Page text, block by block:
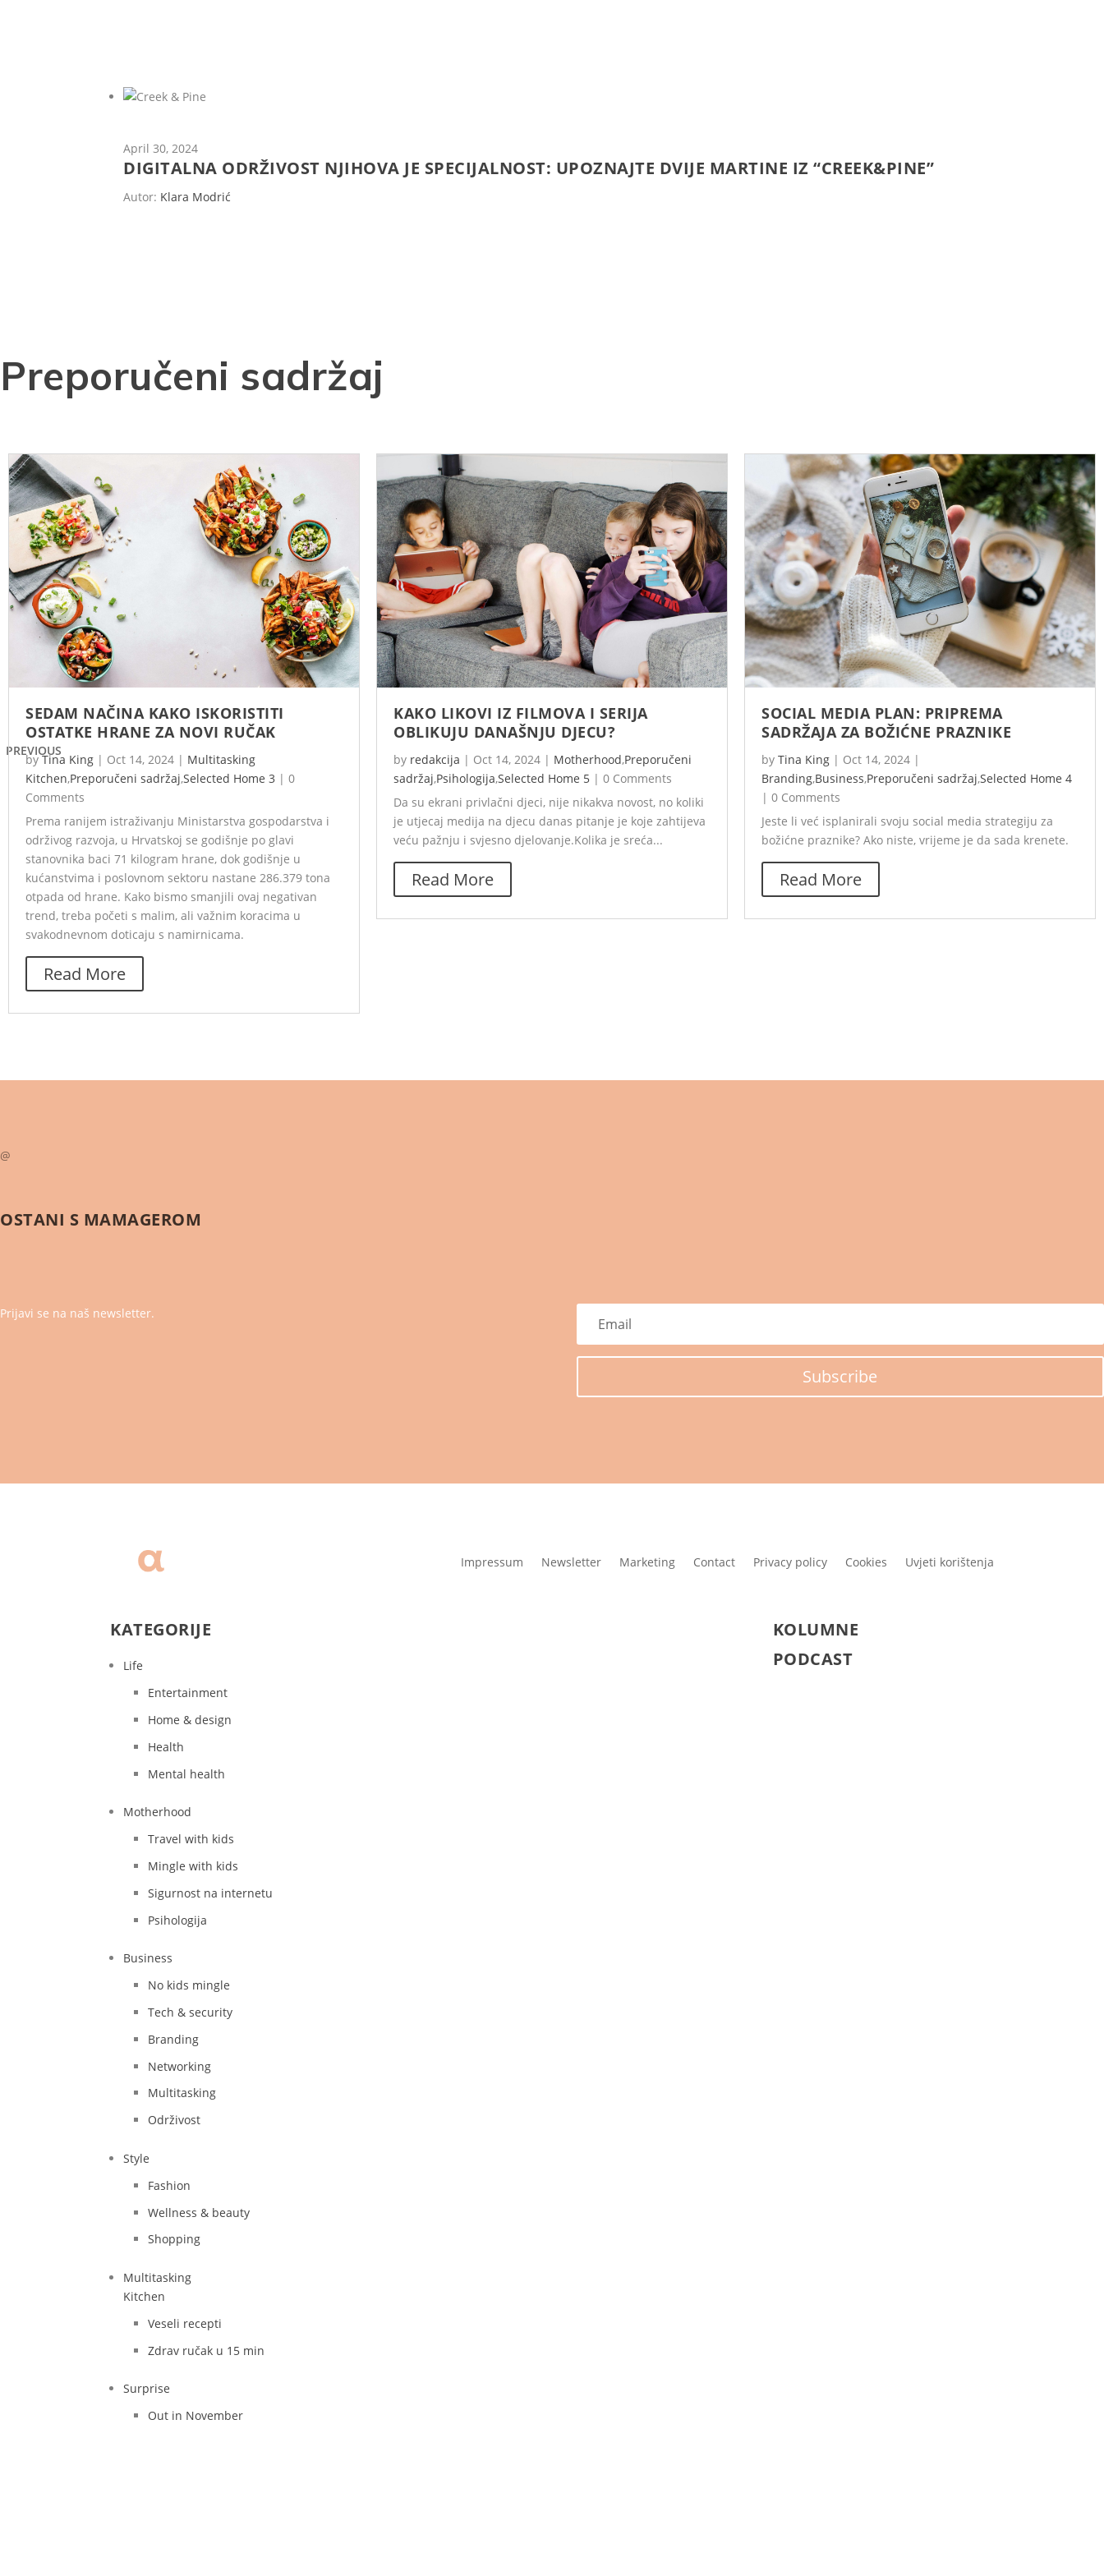
April 30, 2024
DIGITALNA ODRŽIVOST NJIHOVA JE SPECIJALNOST: UPOZNAJTE DVIJE MARTINE IZ “CREEK&PINE”
Autor: Klara Modrić
Preporučeni sadržaj
PREVIOUS
SEDAM NAČINA KAKO ISKORISTITI
OSTATKE HRANE ZA NOVI RUČAK
by Tina King | Oct 14, 2024 | Multitasking
Kitchen,Preporučeni sadržaj,Selected Home 3 | 0
Comments
Prema ranijem istraživanju Ministarstva gospodarstva i
održivog razvoja, u Hrvatskoj se godišnje po glavi
stanovnika baci 71 kilogram hrane, dok godišnje u
kućanstvima i poslovnom sektoru nastane 286.379 tona
otpada od hrane. Kako bismo smanjili ovaj negativan
trend, treba početi s malim, ali važnim koracima u
svakodnevnom doticaju s namirnicama.
Read More
KAKO LIKOVI IZ FILMOVA I SERIJA
OBLIKUJU DANAŠNJU DJECU?
by redakcija | Oct 14, 2024 | Motherhood,Preporučeni
sadržaj,Psihologija,Selected Home 5 | 0 Comments
Da su ekrani privlačni djeci, nije nikakva novost, no koliki
je utjecaj medija na djecu danas pitanje je koje zahtijeva
veću pažnju i svjesno djelovanje.Kolika je sreća...
Read More
SOCIAL MEDIA PLAN: PRIPREMA
SADRŽAJA ZA BOŽIĆNE PRAZNIKE
by Tina King | Oct 14, 2024 |
Branding,Business,Preporučeni sadržaj,Selected Home 4
| 0 Comments
Jeste li već isplanirali svoju social media strategiju za
božićne praznike? Ako niste, vrijeme je da sada krenete.
Read More
@
OSTANI S MAMAGEROM
Prijavi se na naš newsletter.
Subscribe
Impressum Newsletter Marketing Contact Privacy policy Cookies Uvjeti korištenja
KATEGORIJE
Life
Entertainment
Home & design
Health
Mental health
Motherhood
Travel with kids
Mingle with kids
Sigurnost na internetu
Psihologija
Business
No kids mingle
Tech & security
Branding
Networking
Multitasking
Održivost
Style
Fashion
Wellness & beauty
Shopping
Multitasking
Kitchen
Veseli recepti
Zdrav ručak u 15 min
Surprise
Out in November
KOLUMNE
PODCAST